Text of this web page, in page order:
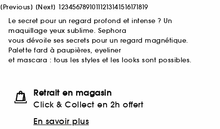
[Previous] [Next] 12345678910111213141516171819
Le secret pour un regard profond et intense ? Un
maquillage yeux sublime. Sephora
vous dévoile ses secrets pour un regard magnétique.
Palette fard à paupières, eyeliner
et mascara : tous les styles et les looks sont possibles.
Retrait en magasin
Click & Collect en 2h offert
En savoir plus